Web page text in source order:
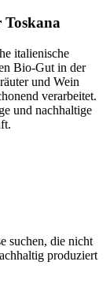
Toskana
italienische
Bio-Gut in der
und Wein
verarbeitet.
und nachhaltige
suchen, die nicht
produziert